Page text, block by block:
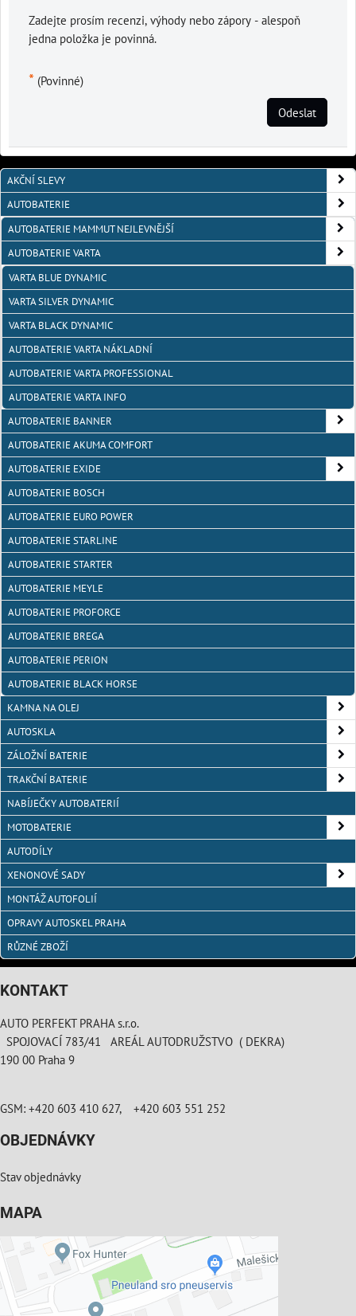
Zadejte prosím recenzi, výhody nebo zápory - alespoň
jedna položka je povinná.
* (Povinné)
Odeslat
AKČNÍ SLEVY
AUTOBATERIE
AUTOBATERIE MAMMUT NEJLEVNĚJŠÍ
AUTOBATERIE VARTA
VARTA BLUE DYNAMIC
VARTA SILVER DYNAMIC
VARTA BLACK DYNAMIC
AUTOBATERIE VARTA NÁKLADNÍ
AUTOBATERIE VARTA PROFESSIONAL
AUTOBATERIE VARTA INFO
AUTOBATERIE BANNER
AUTOBATERIE AKUMA COMFORT
AUTOBATERIE EXIDE
AUTOBATERIE BOSCH
AUTOBATERIE EURO POWER
AUTOBATERIE STARLINE
AUTOBATERIE STARTER
AUTOBATERIE MEYLE
AUTOBATERIE PROFORCE
AUTOBATERIE BREGA
AUTOBATERIE PERION
AUTOBATERIE BLACK HORSE
KAMNA NA OLEJ
AUTOSKLA
ZÁLOŽNÍ BATERIE
TRAKČNÍ BATERIE
NABÍJEČKY AUTOBATERIÍ
MOTOBATERIE
AUTODÍLY
XENONOVÉ SADY
MONTÁŽ AUTOFOLIÍ
OPRAVY AUTOSKEL PRAHA
RŮZNÉ ZBOŽÍ
KONTAKT
AUTO PERFEKT PRAHA s.r.o.
SPOJOVACÍ 783/41 AREÁL AUTODRUŽSTVO ( DEKRA)
190 00 Praha 9
GSM: +420 603 410 627, +420 603 551 252
OBJEDNÁVKY
Stav objednávky
MAPA